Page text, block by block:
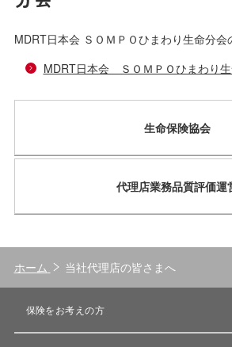
MDRT日本会 ＳＯＭＰＯひまわり生命分会
MDRT日本会 ＳＯＭＰＯひまわり
生命保険協会
代理店業務品質評価運
ホーム 当社代理店の皆さまへ
保険をお考えの方